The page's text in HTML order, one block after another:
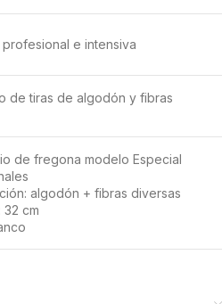
profesional e intensiva
de tiras de algodón y fibras
de fregona modelo Especial
algodón + fibras diversas
32 cm